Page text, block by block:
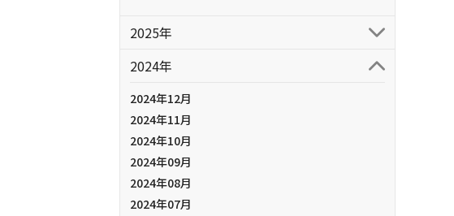
2025年
2024年
2024年12月
2024年11月
2024年10月
2024年09月
2024年08月
2024年07月